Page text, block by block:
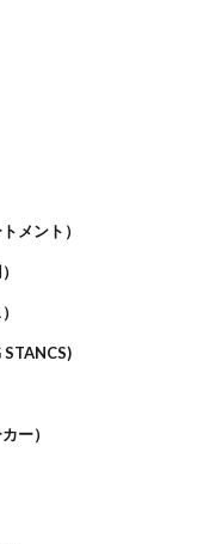
メント）
ー）